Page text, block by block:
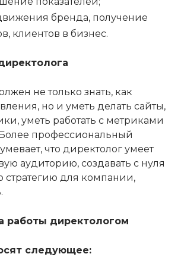
бренда, получение
клиентов в бизнес.
не только знать, как
но и уметь делать сайты,
уметь работать с метриками
профессиональный
что директолог умеет
аудиторию, создавать с нуля
стратегию для компании,
работы директологом
следующее: